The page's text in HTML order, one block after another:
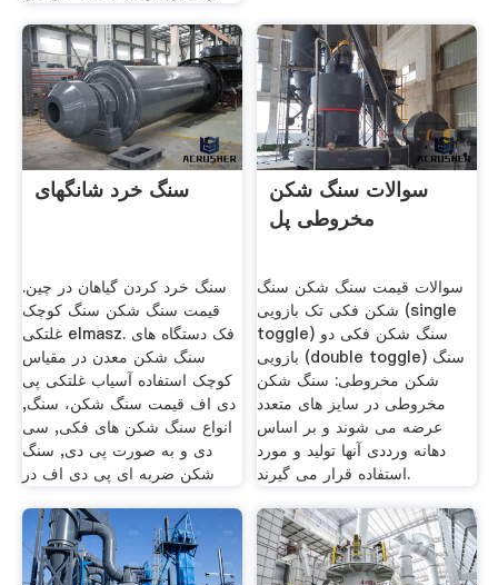
سنگ خرد شانگهای
سنگ خرد کردن گیاهان در چین.
قیمت سنگ شکن سنگ کوچک
غلتکی elmasz. فک دستگاه های
سنگ شکن معدن در مقیاس
کوچک استفاده آسیاب غلتکی پی
دی اف قیمت سنگ شکن، سنگ,
انواع سنگ شکن های فکی, سی
دی و به صورت پی دی, سنگ
شکن ضربه ای پی دی اف در
سوالات سنگ شکن
مخروطی پل
سوالات قیمت سنگ شکن سنگ
شکن فکی تک بازویی (single
toggle) سنگ شکن فکی دو
بازویی (double toggle) سنگ
شکن مخروطی: سنگ شکن
مخروطی در سایز های متعدد
عرضه می شوند و بر اساس
دهانه ورددی آنها تولید و مورد
استفاده قرار می گیرند.